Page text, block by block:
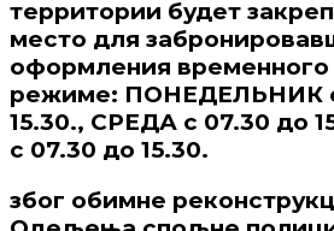
территории будет
место для
оформления
режиме: ПОНЕДЕЛЬНИК
15.30., СРЕДА с 07.30 до
с 07.30 до 15.30.
због обимне